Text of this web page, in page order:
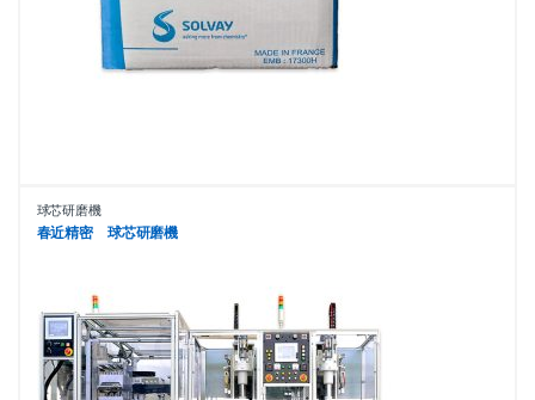
球芯研磨機
春近精密 球芯研磨機